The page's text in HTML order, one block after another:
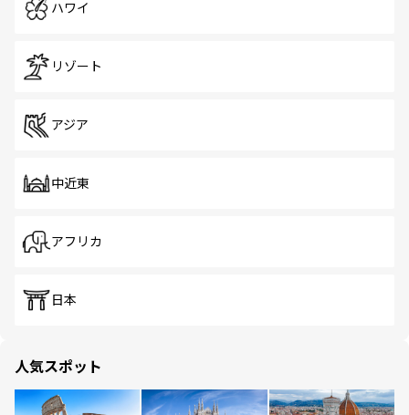
ハワイ
リゾート
アジア
中近東
アフリカ
日本
人気スポット